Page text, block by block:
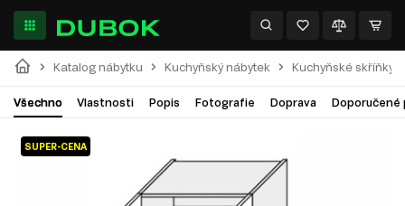
Katalog nábytku Kuchyňský nábytek Kuchyňské skříňky
Všechno Vlastnosti Popis Fotografie Doprava Doporučené
SUPER-CENA